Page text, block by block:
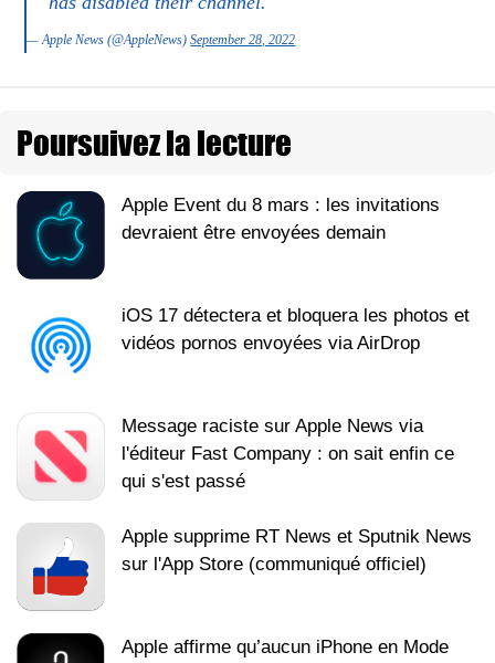
— Apple News (@AppleNews)September 28, 2022
Poursuivez la lecture
Apple Event du 8 mars : les invitations
devraient être envoyées demain
iOS 17 détectera et bloquera les photos et
vidéos pornos envoyées via AirDrop
Message raciste sur Apple News via
l'éditeur Fast Company : on sait enfin ce
qui s'est passé
Apple supprime RT News et Sputnik News
sur l'App Store (communiqué officiel)
Apple affirme qu’aucun iPhone en Mode